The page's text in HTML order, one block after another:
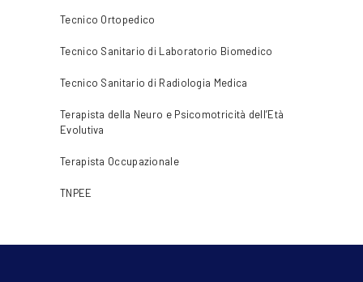
Tecnico Ortopedico
Tecnico Sanitario di Laboratorio Biomedico
Tecnico Sanitario di Radiologia Medica
Terapista della Neuro e Psicomotricità dell’Età
Evolutiva
Terapista Occupazionale
TNPEE